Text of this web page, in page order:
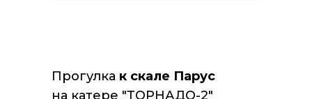
Прогулка к скале Парус
на катере "ТОРНАДО-2"